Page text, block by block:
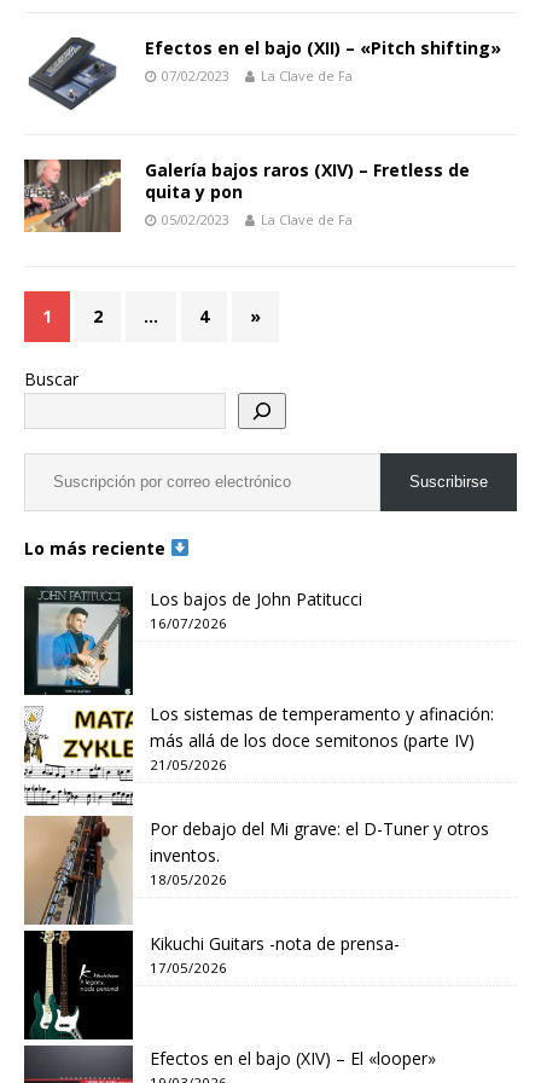
Efectos en el bajo (XII) – «Pitch shifting»
07/02/2023 La Clave de Fa
Galería bajos raros (XIV) – Fretless de
quita y pon
05/02/2023 La Clave de Fa
1 2 … 4 »
Buscar
Suscribirse
Lo más reciente
Los bajos de John Patitucci
16/07/2026
Los sistemas de temperamento y afinación:
más allá de los doce semitonos (parte IV)
21/05/2026
Por debajo del Mi grave: el D-Tuner y otros
inventos.
18/05/2026
Kikuchi Guitars -nota de prensa-
17/05/2026
Efectos en el bajo (XIV) – El «looper»